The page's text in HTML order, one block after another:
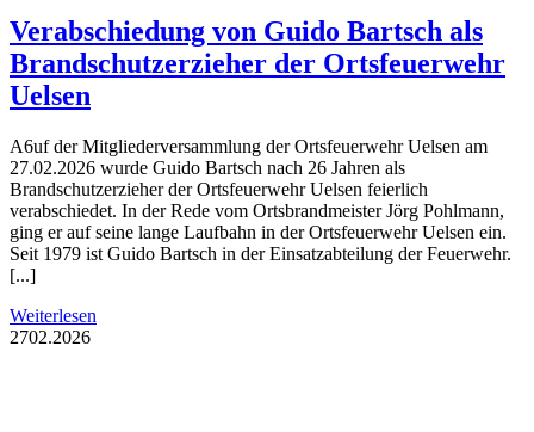
Verabschiedung von Guido Bartsch als
Brandschutzerzieher der Ortsfeuerwehr
Uelsen
A6uf der Mitgliederversammlung der Ortsfeuerwehr Uelsen am
27.02.2026 wurde Guido Bartsch nach 26 Jahren als
Brandschutzerzieher der Ortsfeuerwehr Uelsen feierlich
verabschiedet. In der Rede vom Ortsbrandmeister Jörg Pohlmann,
ging er auf seine lange Laufbahn in der Ortsfeuerwehr Uelsen ein.
Seit 1979 ist Guido Bartsch in der Einsatzabteilung der Feuerwehr.
[...]
Weiterlesen
2702.2026